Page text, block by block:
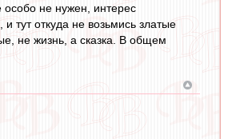
особо не нужен, интерес
тут откуда не возьмись златые
не жизнь, а сказка. В общем